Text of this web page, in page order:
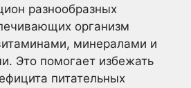
разнообразных
организм
минералами и
Это помогает избежать
питательных